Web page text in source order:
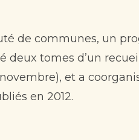
de communes, un
tomes d’un
et a
en 2012.